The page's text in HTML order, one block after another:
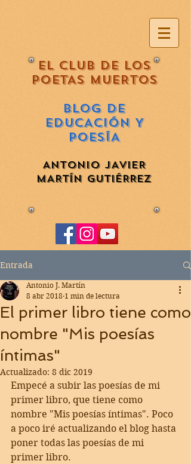
EL CLUB DE LOS
POETAS MUERTOS
BLOG DE
EDUCACIÓN Y
POESÍA
ANTONIO JAVIER
MARTÍN GUTIÉRREZ
Entrada
El primer libro tiene como
nombre "Mis poesías
íntimas"
Antonio J. Martín
8 abr 2018 1 min de lectura
Actualizado: 8 dic 2019
Empecé a subir las poesías de mi
primer libro, que tiene como
nombre "Mis poesías íntimas". Poco
a poco iré actualizando el blog hasta
poner todas las poesías de mi
primer libro.